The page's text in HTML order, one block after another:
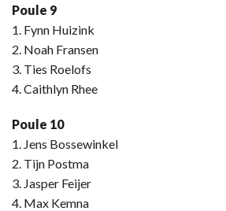
Poule 9
1. Fynn Huizink
2. Noah Fransen
3. Ties Roelofs
4. Caithlyn Rhee
Poule 10
1. Jens Bossewinkel
2. Tijn Postma
3. Jasper Feijer
4. Max Kemna